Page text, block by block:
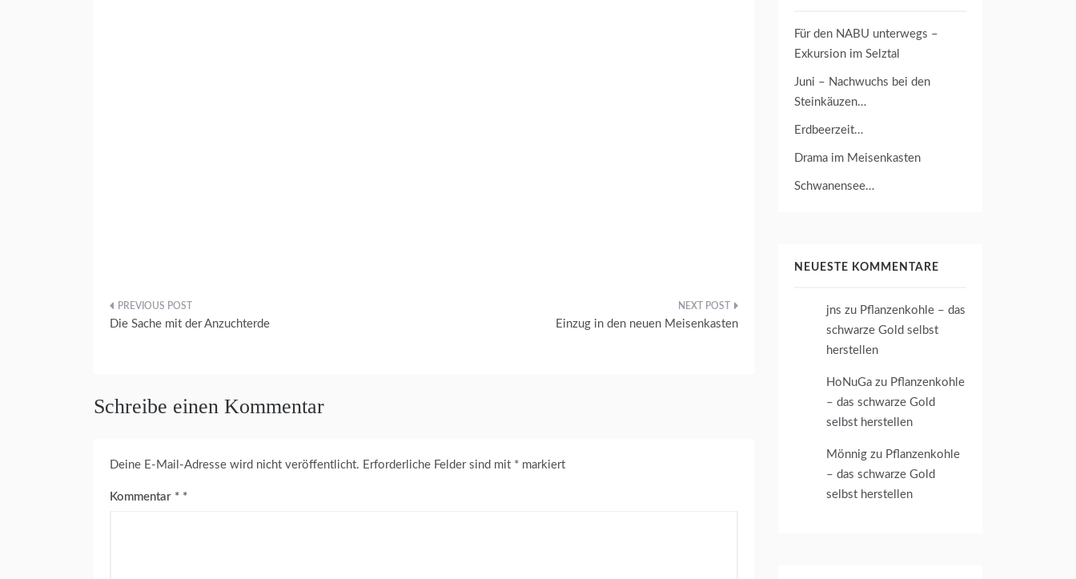
T
R
N
Beitragsnavigation
Die Sache mit der Anzuchterde Einzug in den neuen Meisenkasten
Schreibe einen Kommentar
Deine E-Mail-Adresse wird nicht veröffentlicht. Erforderliche Felder sind mit * markiert
Kommentar *
Für den NABU unterwegs –
Exkursion im Selztal
Juni – Nachwuchs bei den
Steinkäuzen…
Erdbeerzeit…
Drama im Meisenkasten
Schwanensee…
NEUESTE KOMMENTARE
jns zu Pflanzenkohle – das
schwarze Gold selbst
herstellen
HoNuGa zu Pflanzenkohle
– das schwarze Gold
selbst herstellen
Mönnig zu Pflanzenkohle
– das schwarze Gold
selbst herstellen